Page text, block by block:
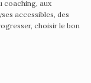
coaching, aux
accessibles, des
choisir le bon